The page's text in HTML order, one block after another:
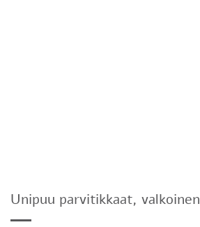
Unipuu parvitikkaat, valkoinen